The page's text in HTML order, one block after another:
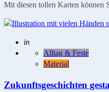
Mit diesen tollen Karten können
Geschrieben
in
Alltag & Feste
Material
Zukunftsgeschichten